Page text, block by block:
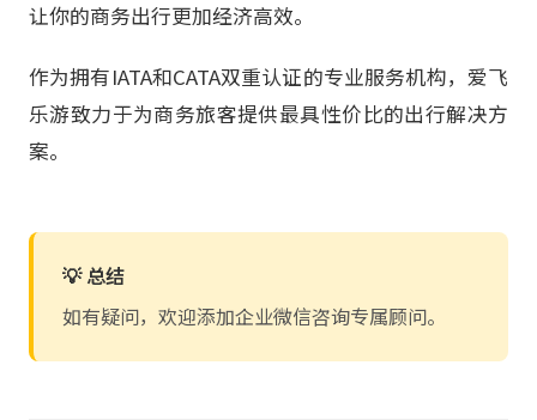
让你的商务出行更加经济高效。
作为拥有IATA和CATA双重认证的专业服务机构，爱飞
乐游致力于为商务旅客提供最具性价比的出行解决方
案。
💡 总结
如有疑问，欢迎添加企业微信咨询专属顾问。